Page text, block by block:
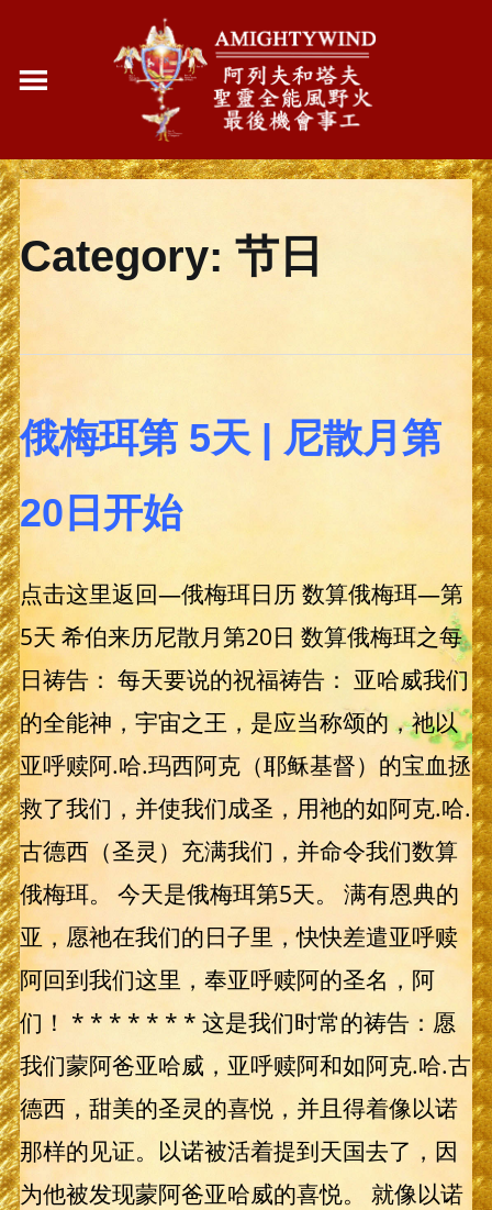
Category: 节日
俄梅珥第 5天 | 尼散月第
20日开始
点击这里返回—俄梅珥日历 数算俄梅珥—第
5天 希伯来历尼散月第20日 数算俄梅珥之每
日祷告： 每天要说的祝福祷告： 亚哈威我们
的全能神，宇宙之王，是应当称颂的，祂以
亚呼赎阿.哈.玛西阿克（耶稣基督）的宝血拯
救了我们，并使我们成圣，用祂的如阿克.哈.
古德西（圣灵）充满我们，并命令我们数算
俄梅珥。 今天是俄梅珥第5天。 满有恩典的
亚，愿祂在我们的日子里，快快差遣亚呼赎
阿回到我们这里，奉亚呼赎阿的圣名，阿
们！ * * * * * * * 这是我们时常的祷告：愿
我们蒙阿爸亚哈威，亚呼赎阿和如阿克.哈.古
德西，甜美的圣灵的喜悦，并且得着像以诺
那样的见证。以诺被活着提到天国去了，因
为他被发现蒙阿爸亚哈威的喜悦。 就像以诺